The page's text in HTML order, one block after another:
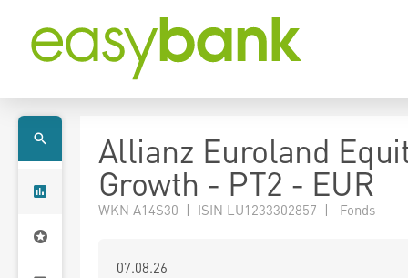
Allianz Euroland
Growth - PT2 - EUR
WKN A14S30 | ISIN LU1233302857 | Fonds
07.08.26